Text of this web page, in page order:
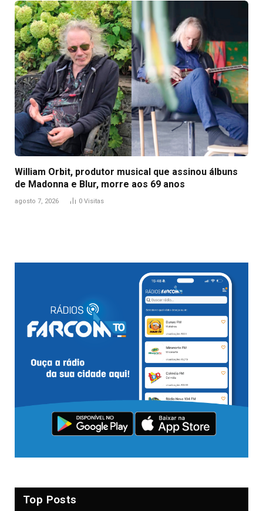
William Orbit, produtor musical que assinou álbuns
de Madonna e Blur, morre aos 69 anos
agosto 7, 2026 0 Visitas
Top Posts